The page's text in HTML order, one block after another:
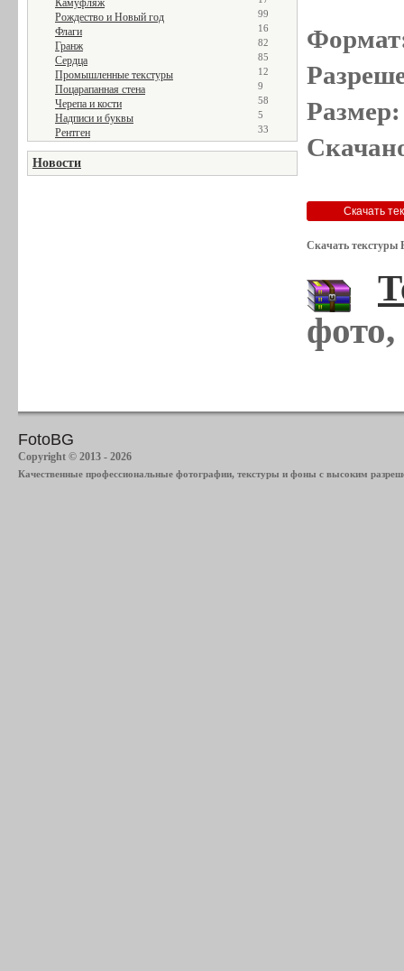
Камуфляж
Рождество и Новый год 99
Флаги 16
Гранж 82
Сердца 85
Промышленные текстуры 12
Поцарапанная стена 9
Черепа и кости 58
Надписи и буквы 5
Рентген 33
Новости
Скачать текстуры
FotoBG
Copyright © 2013 - 2026
Качественные профессиональные фотографии, текстуры и фоны с высоким